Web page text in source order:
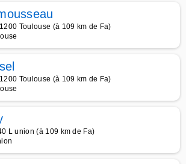
Toulouse (à 109 km de Fa)
Toulouse (à 109 km de Fa)
L union (à 109 km de Fa)